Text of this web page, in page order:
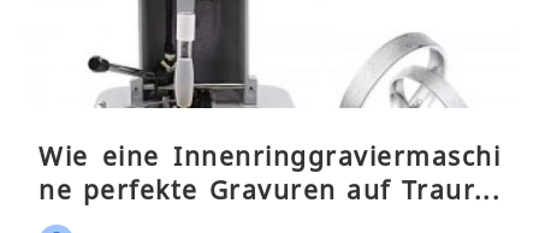
Wie eine Innenringgraviermaschi
ne perfekte Gravuren auf Traurin
gen ermöglicht